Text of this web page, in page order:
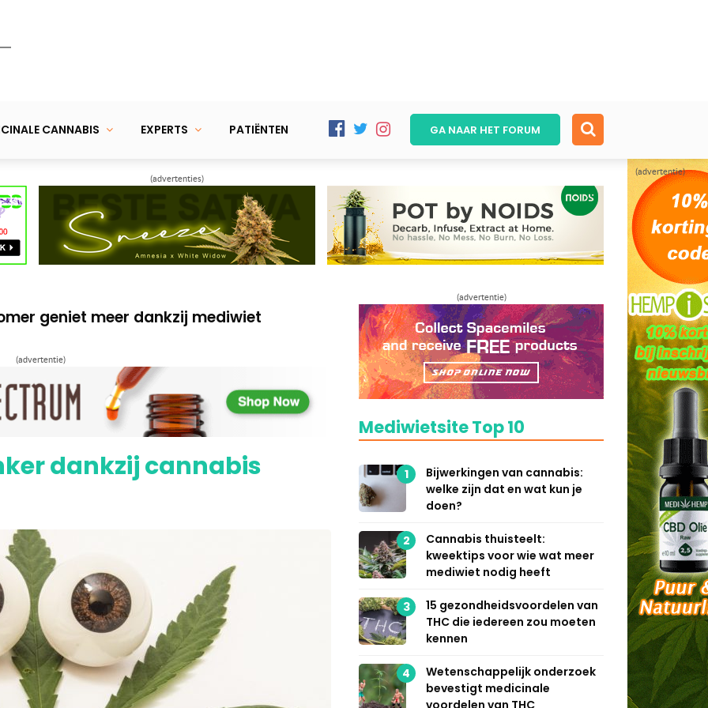
(advertentie)
CANNABIS EXPERTS PATIËNTEN GA NAAR HET FORUM
(advertenties)
de la Tourette
bij leverkanker
la Tourette
bij leverkanker
(advertentie)
dankzij cannabis
(advertentie)
Mediwietsite Top 10
1
Bijwerkingen van cannabis:
welke zijn dat en wat kun je
doen?
2
Cannabis thuisteelt:
kweektips voor wie wat meer
mediwiet nodig heeft
3
15 gezondheidsvoordelen van
THC die iedereen zou moeten
kennen
4
Wetenschappelijk onderzoek
bevestigt medicinale
voordelen van THC